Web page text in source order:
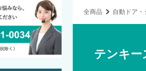
全商品 自動ドア
テンキー